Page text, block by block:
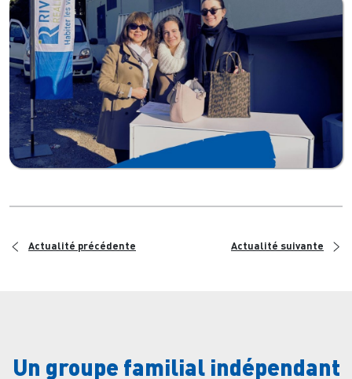
< Actualité précédente >
Actualité suivante
Un groupe familial indépendant